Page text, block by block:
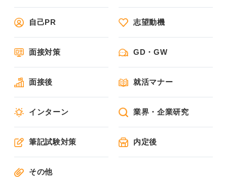
自己PR 志望動機
面接対策 GD・GW
面接後 就活マナー
インターン 業界・企業研究
筆記試験対策 内定後
その他